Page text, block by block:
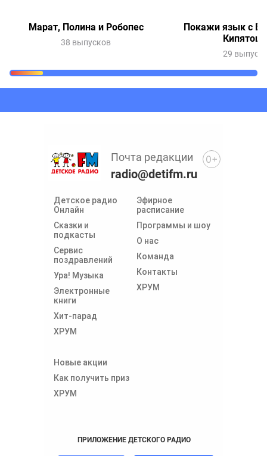
Марат, Полина и Робопес
38 выпусков
Покажи язык с
29
Детское радио
Онлайн
Сказки и
подкасты
Сервис
поздравлений
Ура! Музыка
Электронные
книги
Хит-парад
ХРУМ
Эфирное
расписание
Программы и шоу
О нас
Команда
Контакты
ХРУМ
Новые акции
Как получить приз
ХРУМ
Почта редакции
radio@detifm.ru
ПРИЛОЖЕНИЕ ДЕТСКОГО РАДИО
0+